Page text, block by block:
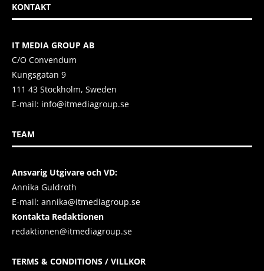
KONTAKT
IT MEDIA GROUP AB
C/O Convendum
Kungsgatan 9
111 43 Stockholm, Sweden
E-mail: info@itmediagroup.se
TEAM
Ansvarig Utgivare och VD:
Annika Guldroth
E-mail: annika@itmediagroup.se
Kontakta Redaktionen
redaktionen@itmediagroup.se
TERMS & CONDITIONS / VILLKOR